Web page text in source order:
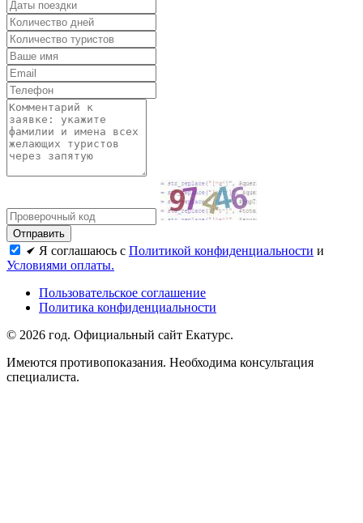
Я соглашаюсь с Политикой конфиденциальности и
Условиями оплаты.
Пользовательское соглашение
Политика конфиденциальности
© 2026 год. Официальный сайт Екатурс.
Имеются противопоказания. Необходима консультация
специалиста.